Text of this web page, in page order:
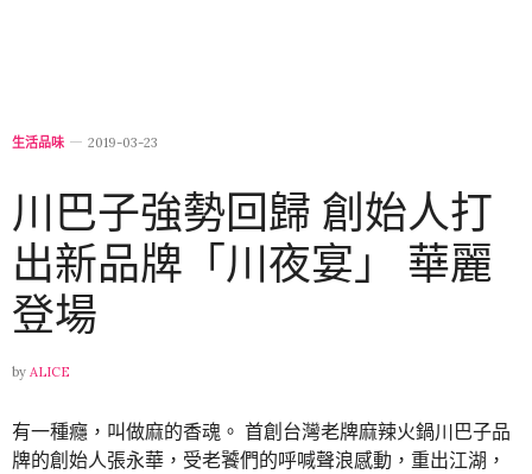
生活品味 2019-03-23
川巴子強勢回歸 創始人打
出新品牌「川夜宴」 華麗
登場
by ALICE
有一種癮，叫做麻的香魂。 首創台灣老牌麻辣火鍋川巴子品
牌的創始人張永華，受老饕們的呼喊聲浪感動，重出江湖，